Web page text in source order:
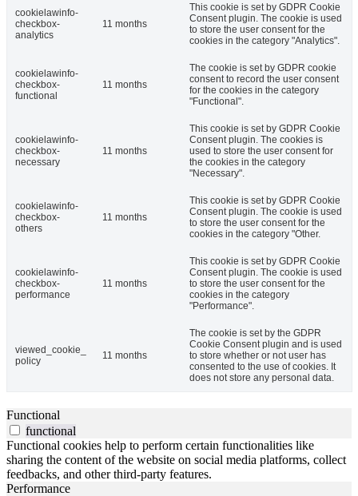
cookielawinfo-
checkbox-
analytics
11 months
This cookie is set by GDPR Cookie
Consent plugin. The cookie is used
to store the user consent for the
cookies in the category "Analytics".
cookielawinfo-
checkbox-
functional
11 months
The cookie is set by GDPR cookie
consent to record the user consent
for the cookies in the category
"Functional".
cookielawinfo-
checkbox-
necessary
11 months
This cookie is set by GDPR Cookie
Consent plugin. The cookies is
used to store the user consent for
the cookies in the category
"Necessary".
cookielawinfo-
checkbox-
others
11 months
This cookie is set by GDPR Cookie
Consent plugin. The cookie is used
to store the user consent for the
cookies in the category "Other.
cookielawinfo-
checkbox-
performance
11 months
This cookie is set by GDPR Cookie
Consent plugin. The cookie is used
to store the user consent for the
cookies in the category
"Performance".
viewed_cookie_
policy
11 months
The cookie is set by the GDPR
Cookie Consent plugin and is used
to store whether or not user has
consented to the use of cookies. It
does not store any personal data.
Functional
functional
Functional cookies help to perform certain functionalities like
sharing the content of the website on social media platforms, collect
feedbacks, and other third-party features.
Performance